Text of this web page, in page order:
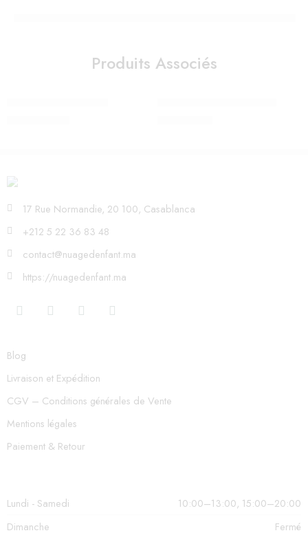
Produits Associés
17 Rue Normandie, 20 100, Casablanca
+212 5 22 36 83 48
contact@nuagedenfant.ma
https://nuagedenfant.ma
Blog
Livraison et Expédition
CGV – Conditions générales de Vente
Mentions légales
Paiement & Retour
Lundi - Samedi
10:00–13:00, 15:00–20:00
Dimanche
Fermé